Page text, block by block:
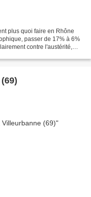
plus quoi faire en Rhône
passer de 17% à 6%
contre l'austérité,